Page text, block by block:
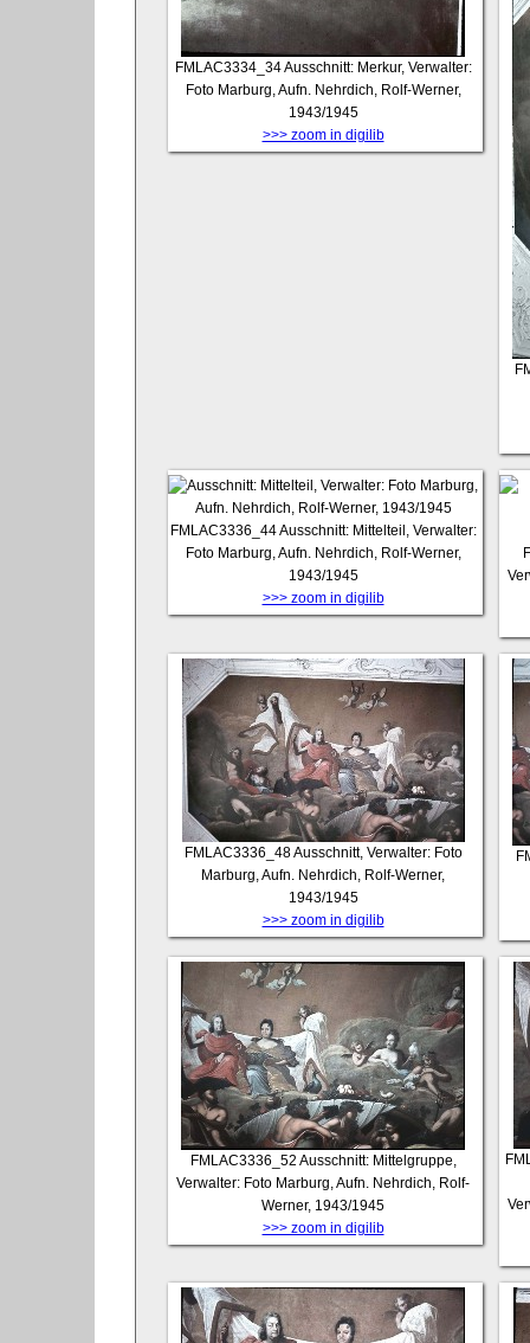
FMLAC3334_34Ausschnitt: Merkur, Verwalter:
Foto Marburg, Aufn. Nehrdich, Rolf-Werner,
1943/1945
>>> zoom in digilib
FMLAC3336_44Ausschnitt: Mittelteil, Verwalter:
Foto Marburg, Aufn. Nehrdich, Rolf-Werner,
1943/1945
>>> zoom in digilib
FMLAC3336_48Ausschnitt, Verwalter: Foto
Marburg, Aufn. Nehrdich, Rolf-Werner,
1943/1945
>>> zoom in digilib
FMLAC3336_52 Ausschnitt: Mittelgruppe,
Verwalter: Foto Marburg, Aufn. Nehrdich, Rolf-
Werner, 1943/1945
>>> zoom in digilib